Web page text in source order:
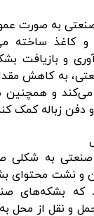
به صورت
و کاغذ ساخته
و بازیافت
به کاهش
و همچنین
دفن زباله کمک
به شکلی
و نشت محتوای
بشکه‌های
و نقل از محل